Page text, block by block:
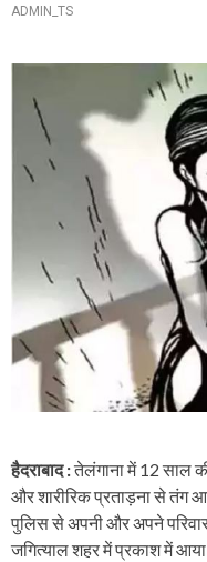
ADMIN_TS
हैदराबाद :तेलंगाना में 12 साल
और शारीरिक प्रताड़ना से तंग
पुलिस से अपनी और अपने
जगित्याल शहर में प्रकाश में